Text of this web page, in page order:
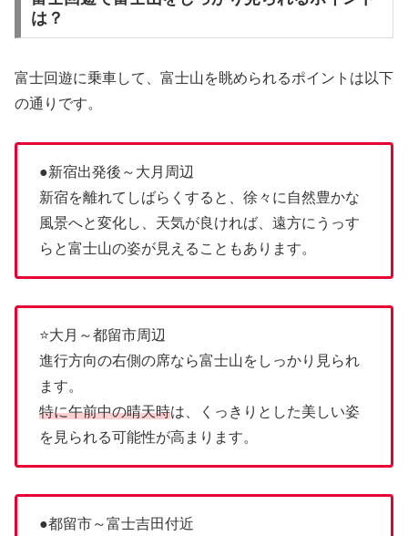
は？
富士回遊に乗車して、富士山を眺められるポイントは以下
の通りです。
●新宿出発後～大月周辺
新宿を離れてしばらくすると、徐々に自然豊かな
風景へと変化し、天気が良ければ、遠方にうっす
らと富士山の姿が見えることもあります。
⭐大月～都留市周辺
進行方向の右側の席なら富士山をしっかり見られ
ます。
特に午前中の晴天時は、くっきりとした美しい姿
を見られる可能性が高まります。
●都留市～富士吉田付近